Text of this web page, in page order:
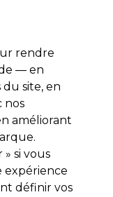
et Matériel
1L
rendre
— en
site, en
nos
améliorant
si vous
expérience
définir vos